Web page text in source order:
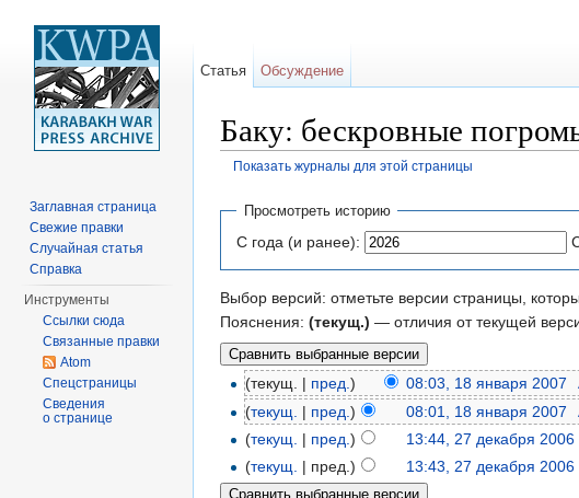
Баку: бескровные
Показать журналы для этой страницы
Просмотреть историю
С года (и ранее):
Выбор версий: отметьте версии страницы,
Пояснения: (текущ.) — отличия от текущей
(текущ. | пред.) 08:03, 18 января 2007
(текущ. | пред.) 08:01, 18 января 2007
(текущ. | пред.) 13:44, 27 декабря 2006
(текущ. | пред.) 13:43, 27 декабря 2006
Статья Обсуждение
Заглавная страница
Свежие правки
Случайная статья
Справка
Инструменты
Ссылки сюда
Связанные правки
Atom
Спецстраницы
Сведения
о странице